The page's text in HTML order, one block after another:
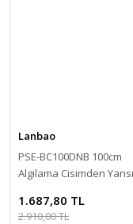
Lanbao
PSE-BC100DNB 100cm
Algılama Cisimden
1.687,80 TL
2.910,00 TL